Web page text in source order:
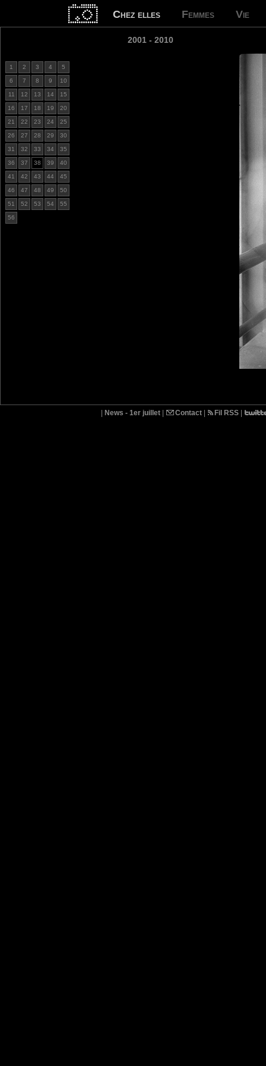
Chez elles Femmes Vie
2001 - 2010
1 2 3 4 5
6 7 8 9 10
11 12 13 14 15
16 17 18 19 20
21 22 23 24 25
26 27 28 29 30
31 32 33 34 35
36 37 38 39 40
41 42 43 44 45
46 47 48 49 50
51 52 53 54 55
56
News - 1er juillet Contact Fil RSS